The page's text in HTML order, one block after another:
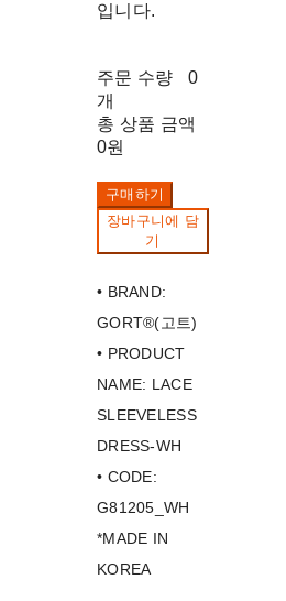
입니다.
주문 수량
0
개
총 상품 금액
0원
구매하기
장바구니에 담
기
• BRAND:
GORT®(고트)
• PRODUCT
NAME: LACE
SLEEVELESS
DRESS-WH
• CODE:
G81205_WH
*MADE IN
KOREA